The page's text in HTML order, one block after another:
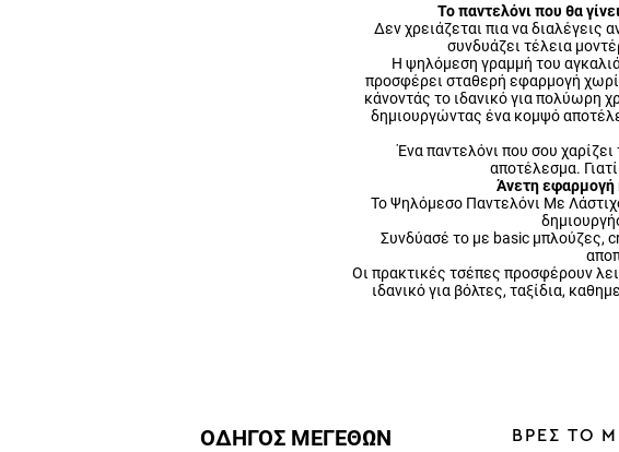
Το παντελόνι που θα
Δεν χρειάζεται πια να
συνδυάζει τέλεια
Η ψηλόμεση γραμμή του
προσφέρει σταθερή εφαρμογή
κάνοντάς το ιδανικό για πολύωρη
δημιουργώντας ένα κομψό
Ένα παντελόνι που σου
αποτέλεσμα.
Άνετη εφαρμογή
Το Ψηλόμεσο Παντελόνι Με
Συνδύασέ το με basic μπλούζες,
Οι πρακτικές τσέπες προσφέρουν
ιδανικό για βόλτες, ταξίδια,
ΟΔΗΓΟΣ ΜΕΓΕΘΩΝ ΒΡΕΣ ΤΟ